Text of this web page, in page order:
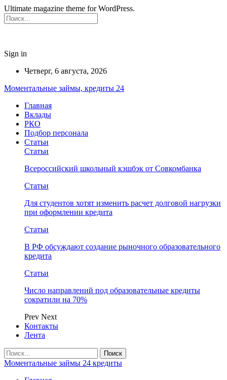
Ultimate magazine theme for WordPress.
Sign in
Четверг, 6 августа, 2026
Моментальные займы, кредиты 24
Главная
Вклады
РКО
Подбор персонала
Статьи
Статьи
Всероссийский школьный кэшбэк от Совкомбанка
Статьи
Для студентов хотят изменить расчет долговой нагрузки
при оформлении кредита
Статьи
В РФ обсуждают создание рыночного образовательного
кредита
Статьи
Число направлений под образовательные кредиты
сократили на 70%
Prev Next
Контакты
Лента
Моментальные займы 24 кредиты